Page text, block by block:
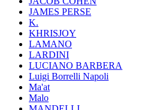
JAMES PERSE
K.
KHRISJOY
LAMANO
LARDINI
LUCIANO BARBERA
Luigi Borrelli Napoli
Ma'at
Malo